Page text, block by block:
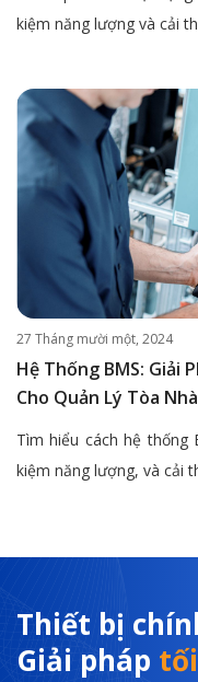
kiệm năng lượng và cải
27 Tháng mười một, 2024
Hệ Thống BMS: Giải
Cho Quản Lý Tòa
Tìm hiểu cách hệ thống
kiệm năng lượng, và cải
Thiết bị
Giải pháp